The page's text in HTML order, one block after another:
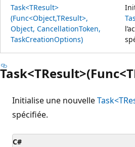
Task<TResult>
(Func<Object,TResult>,
Object, CancellationToken,
TaskCreationOptions)
Initialise une nouvelle
spécifiée.
C#